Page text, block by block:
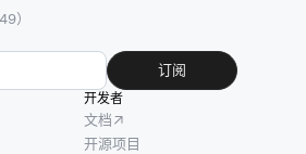
）
订阅
开发者
文档
开源项目